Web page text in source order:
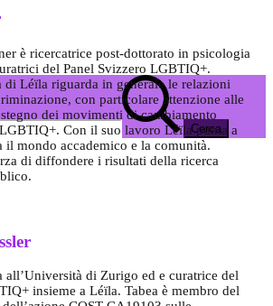
è ricercatrice post-dottorato in psicologia
del Panel Svizzero LGBTIQ+.
di Léïla riguarda in generale le relazioni
con particolare attenzione alle
dei movimenti di cambiamento
Con il suo lavoro Léïla punta a
mondo accademico e la comunità.
di diffondere i risultati della ricerca
all’Università di Zurigo ed e curatrice del
insieme a Léïla. Tabea è membro del